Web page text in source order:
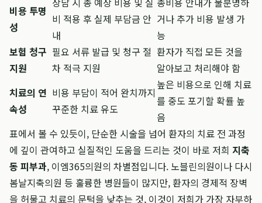
비용 투명
성
비 적용 후 실제 부담금 안
내
거나 추가 비용 발생 가
능
보험 청구
지원
필요 서류 발급 및 청구 절
차 적극 지원
환자가 직접 모든 것을
알아보고 처리해야 함
치료의 연
속성
비용 부담이 적어 완치까지
꾸준한 치료 유도
높은 비용으로 인해 치료
를 중도 포기할 확률 높
음
표에서 볼 수 있듯이, 단순한 시술을 넘어 환자의 치료 전 과정
에 깊이 관여하고 실질적인 도움을 드리는 것이 바로 저희 지축
동 피부과, 이엠365의원의 차별점입니다. 노블린의원이나 다시
봄날지축의원 등 훌륭한 병원들이 많지만, 환자의 경제적 장벽
을 허물고 치료의 문턱을 낮추는 것, 이것이 저희가 가장 자부하